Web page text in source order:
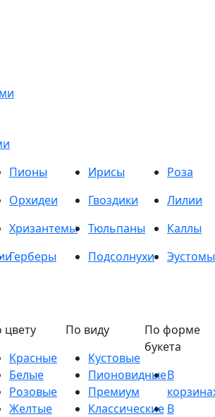
Пионы Ирисы
Роза
Орхидеи Гвоздики
Лилии
Хризантемы Тюльпаны
Каллы
Герберы Подсолнухи
Эустомы
цвету
Красные
Белые
Розовые
Желтые
По виду
Кустовые
Пионовидные
Премиум
Классические
По форме
букета
В
В